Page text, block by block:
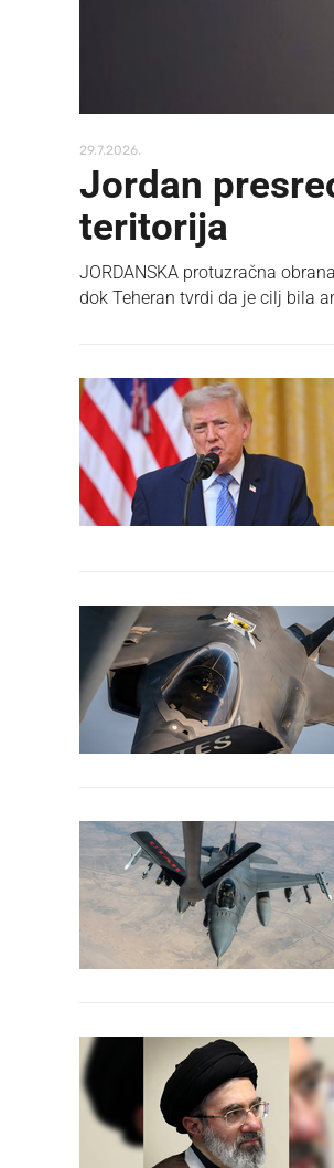
29.7.2026.
Jordan
teritorija
JORDANSKA protuzračna
dok Teheran tvrdi da je cilj bila